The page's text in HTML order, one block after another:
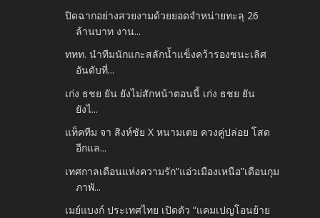
ปิดฉากอย่างสวยงามด้วยยอดจำหน่ายทะลุ 26
ล้านบาท งาน...
ททท. นำทีมนักแกะสลักน้ำแข็งคว้ารองชนะเลิศ
อันดับที่...
เก่ง ธชย ยัน ยังไม่สักหน้าตอนนี้ เก่ง ธชย ยัน
ยังไ...
แท็คทีม จา สิงห์ชัย X หนามเตย ควงคู่ปล่อย โสด
อีกแล...
เทศกาลเดือนแห่งความรัก“แอ่วเมืองเหนือ”เดือนกุม
ภาพั...
เมย์แบงก์ ประเทศไทย เปิดตัว “แคมเปญโอนย้าย